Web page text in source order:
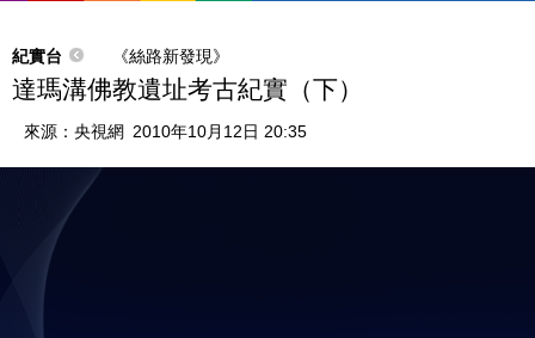
紀實台 《絲路新發現》
達瑪溝佛教遺址考古紀實（下）
來源： 央視網 2010年10月12日 20:35